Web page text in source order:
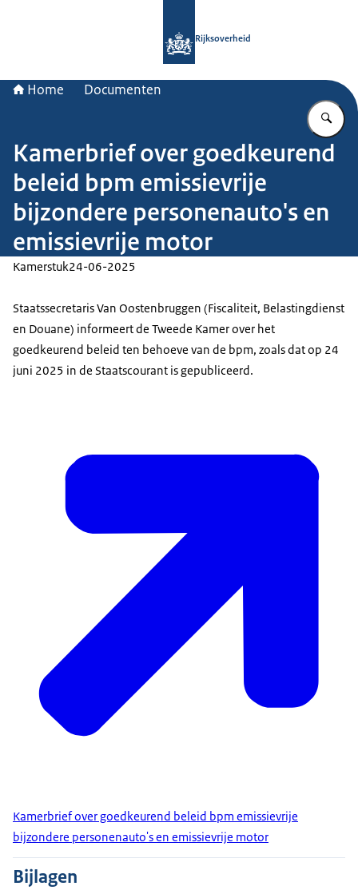
Rijksoverheid
Home Documenten
Kamerbrief over goedkeurend
beleid bpm emissievrije
bijzondere personenauto's en
emissievrije motor
Kamerstuk24-06-2025
Staatssecretaris Van Oostenbruggen (Fiscaliteit, Belastingdienst
en Douane) informeert de Tweede Kamer over het
goedkeurend beleid ten behoeve van de bpm, zoals dat op 24
juni 2025 in de Staatscourant is gepubliceerd.
Kamerbrief over goedkeurend beleid bpm emissievrije
bijzondere personenauto's en emissievrije motor
Bijlagen